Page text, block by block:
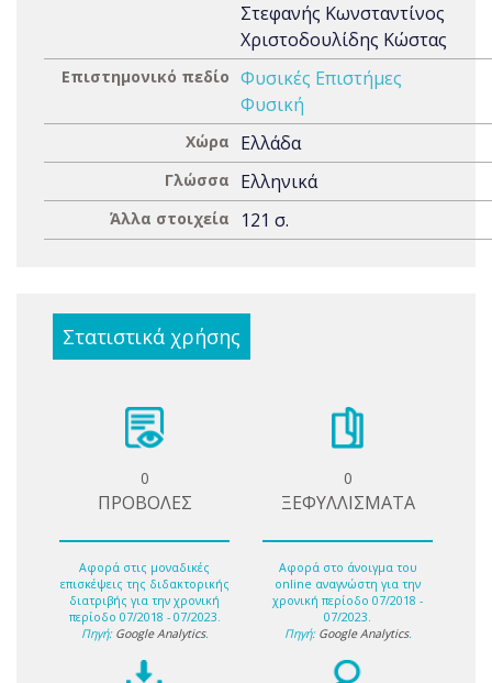
Στεφανής Κωνσταντίνος
Χριστοδουλίδης Κώστας
Επιστημονικό πεδίο Φυσικές Επιστήμες
Φυσική
Χώρα Ελλάδα
Γλώσσα Ελληνικά
Άλλα στοιχεία 121 σ.
Στατιστικά χρήσης
0
ΠΡΟΒΟΛΕΣ
Αφορά στις μοναδικές
επισκέψεις της διδακτορικής
διατριβής για την χρονική
περίοδο 07/2018 - 07/2023.
Πηγή: Google Analytics.
0
ΞΕΦΥΛΛΙΣΜΑΤΑ
Αφορά στο άνοιγμα του
online αναγνώστη για την
χρονική περίοδο 07/2018 -
07/2023.
Πηγή: Google Analytics.